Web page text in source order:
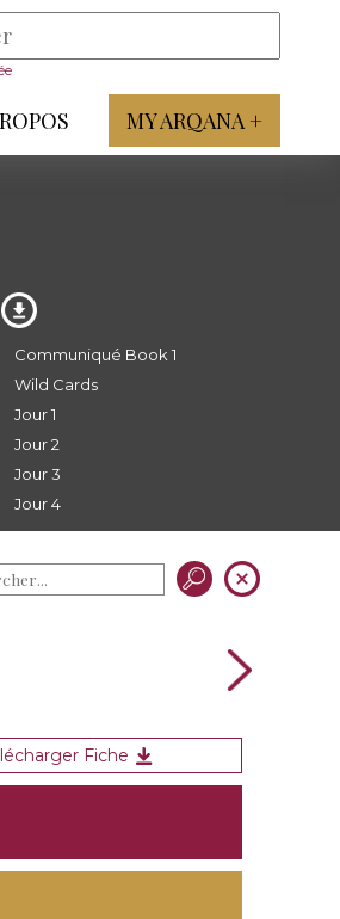
MY ARQANA +
Communiqué Book 1
Wild Cards
Jour 1
Jour 2
Jour 3
Jour 4
Fiche